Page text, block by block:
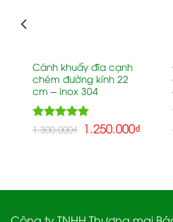
Cánh khuấy đĩa cạnh
chém đường kính 22
cm – inox 304
Rated5.00
1.300.000₫ 1.250.000₫